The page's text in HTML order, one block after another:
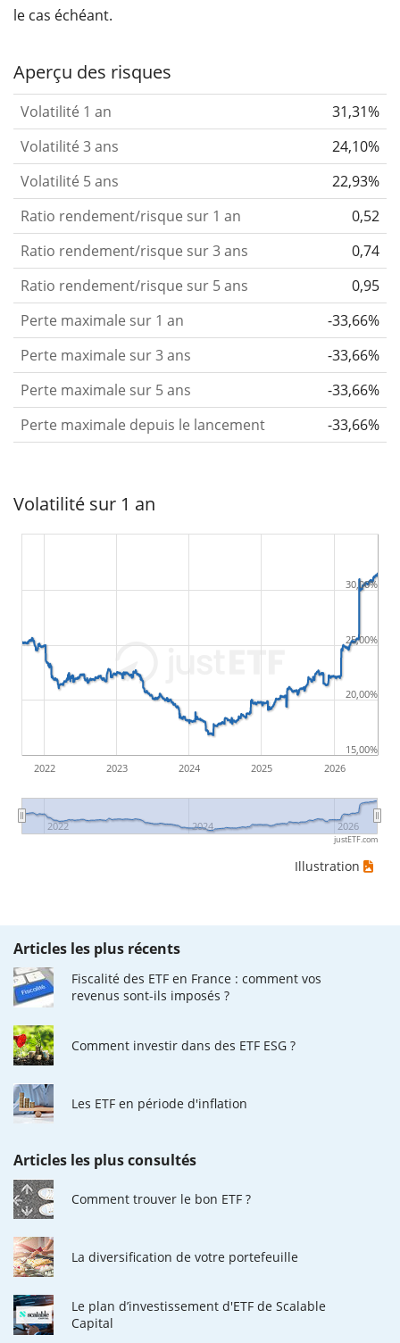
le cas échéant.
Aperçu des risques
Volatilité 1 an
31,31%
Volatilité 3 ans
24,10%
Volatilité 5 ans
22,93%
Ratio rendement/risque sur 1 an
0,52
Ratio rendement/risque sur 3 ans
0,74
Ratio rendement/risque sur 5 ans
0,95
Perte maximale sur 1 an
-33,66%
Perte maximale sur 3 ans
-33,66%
Perte maximale sur 5 ans
-33,66%
Perte maximale depuis le lancement
-33,66%
Volatilité sur 1 an
2022 2023 2024 2025 2026
2022 2024 2026
15,00%
20,00%
25,00%
30,00%
justETF.com
Illustration
Articles les plus récents
Fiscalité des ETF en France : comment vos
revenus sont-ils imposés ?
Comment investir dans des ETF ESG ?
Les ETF en période d'inflation
Articles les plus consultés
Comment trouver le bon ETF ?
La diversification de votre portefeuille
Le plan d’investissement d'ETF de Scalable
Capital